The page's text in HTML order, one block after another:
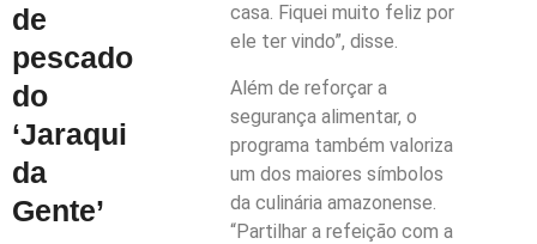
de
pescado
do
‘Jaraqui
da
Gente’
casa. Fiquei muito feliz por
ele ter vindo”, disse.
Além de reforçar a
segurança alimentar, o
programa também valoriza
um dos maiores símbolos
da culinária amazonense.
“Partilhar a refeição com a